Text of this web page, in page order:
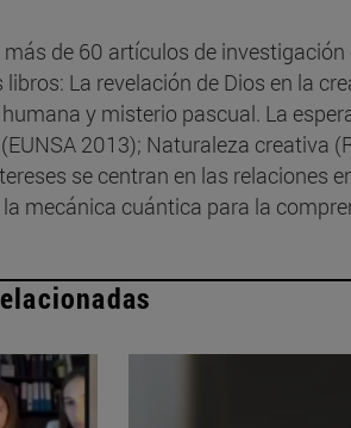
de 60 artículos de
La revelación de Dios en la
y misterio pascual. La
2013); Naturaleza creativa
se centran en las relaciones
mecánica cuántica para la